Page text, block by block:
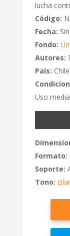
lucha
Código:
Fecha:
Fondo:
Autores:
País: Chile
Uso
Formato:
Soporte:
Tono: